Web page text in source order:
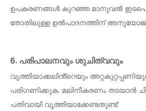
ഉപകരണങ്ങൾ കുറഞ്ഞ മാനുവൽ
തോതിലുള്ള ഉൽപാദനത്തിന്
6. പരിപാലനവും ശുചിത്വവും
വൃത്തിയാക്കലിൻ്റെയും
പരിഗണിക്കുക. മലിനീകരണം തടയാൻ
പതിവായി വൃത്തിയാക്കേണ്ടതുണ്ട്: